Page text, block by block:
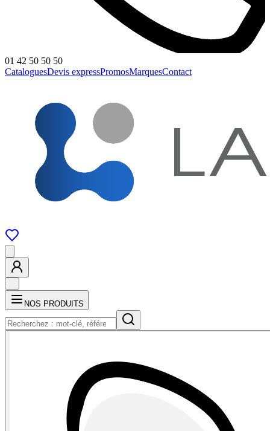
01 42 50 50 50
CataloguesDevis expressPromosMarquesContact
NOS PRODUITS